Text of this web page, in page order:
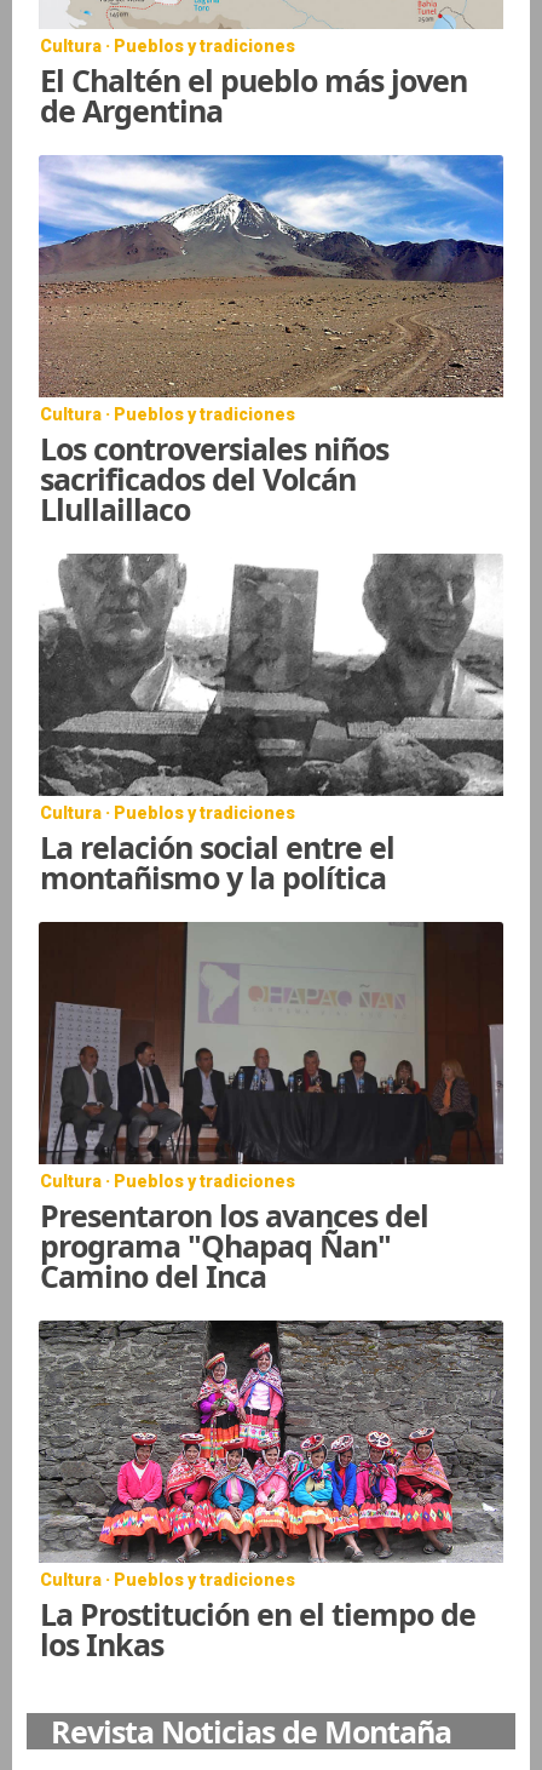
Cultura · Pueblos y tradiciones
El Chaltén el pueblo más joven
de Argentina
Cultura · Pueblos y tradiciones
Los controversiales niños
sacrificados del Volcán
Llullaillaco
Cultura · Pueblos y tradiciones
La relación social entre el
montañismo y la política
Cultura · Pueblos y tradiciones
Presentaron los avances del
programa "Qhapaq Ñan"
Camino del Inca
Cultura · Pueblos y tradiciones
La Prostitución en el tiempo de
los Inkas
Revista Noticias de Montaña